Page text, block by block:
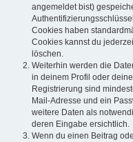
angemeldet bist)
Cookies haben
Cookies kannst du
löschen.
Weiterhin werden die
in deinem Profil oder
Registrierung sind
Mail-Adresse und ein
weitere Daten als
deren Eingabe ersichtlich.
Wenn du einen Beitrag